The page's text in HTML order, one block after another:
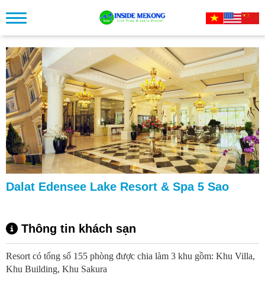
Dalat Edensee Lake Resort & Spa 5 Sao
Thông tin khách sạn
Resort có tổng số 155 phòng được chia làm 3 khu gồm: Khu Villa,
Khu Building, Khu Sakura